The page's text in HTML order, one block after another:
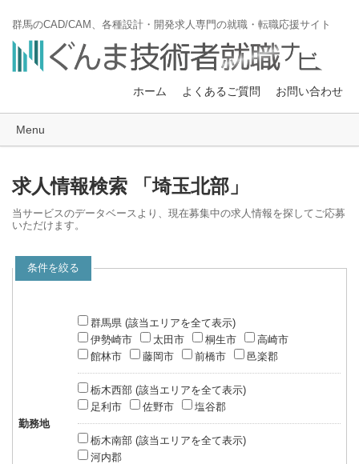
群馬のCAD/CAM、各種設計・開発求人専門の就職・転職応援サイト
ホーム よくあるご質問 お問い合わせ
Menu
求人情報検索 「埼玉北部」
当サービスのデータベースより、現在募集中の求人情報を探してご応募
いただけます。
条件を絞る
勤務地
群馬県 (該当エリアを全て表示)
伊勢崎市
太田市 桐生市
高崎市
館林市
藤岡市 前橋市 邑楽郡
栃木西部 (該当エリアを全て表示)
足利市
佐野市 塩谷郡
栃木南部 (該当エリアを全て表示)
河内郡